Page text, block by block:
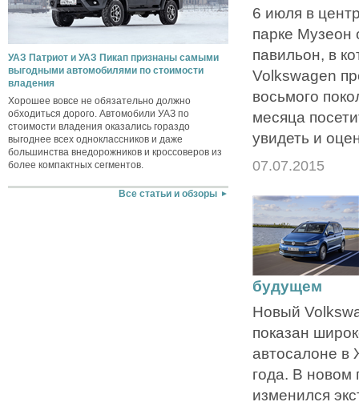
УАЗ Патриот и УАЗ Пикап признаны самыми
выгодными автомобилями по стоимости
владения
Хорошее вовсе не обязательно должно
обходиться дорого. Автомобили УАЗ по
стоимости владения оказались гораздо
выгоднее всех одноклассников и даже
большинства внедорожников и кроссоверов из
более компактных сегментов.
Все статьи и обзоры
6 июля в
парке Музеон
павильон, в
Volkswagen
восьмого
месяца
увидеть и
07.07.2015
будущем
Новый
показан
автосалоне в
года. В новом
изменился